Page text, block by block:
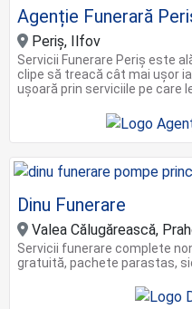
Agenție Funerară
Periș, Ilfov
Servicii Funerare Periș este
clipe să treacă cât mai ușor
ușoară prin serviciile pe care
Dinu Funerare
Valea Călugărească,
Servicii funerare complete
gratuită, pachete parastas,